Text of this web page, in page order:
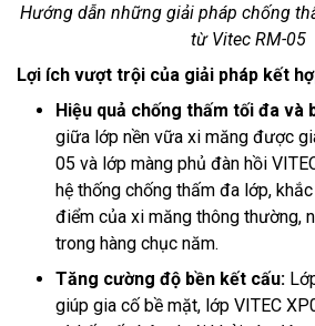
Hướng dẫn những giải pháp chống
từ Vitec RM-05
Lợi ích vượt trội của giải pháp kết
Hiệu quả chống thấm tối đa và
giữa lớp nền vữa xi măng được
05 và lớp màng phủ đàn hồi
hệ thống chống thấm đa lớp,
điểm của xi măng thông thường,
trong hàng chục năm.
Tăng cường độ bền kết cấu:
giúp gia cố bề mặt, lớp VITEC